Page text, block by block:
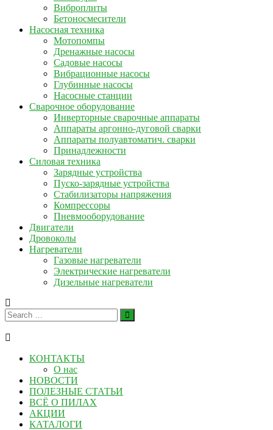
Виброплиты
Бетоносмесители
Насосная техника
Мотопомпы
Дренажные насосы
Садовые насосы
Вибрационные насосы
Глубинные насосы
Насосные станции
Сварочное оборудование
Инверторные сварочные аппараты
Аппараты аргонно-дуговой сварки
Аппараты полуавтоматич. сварки
Принадлежности
Силовая техника
Зарядные устройства
Пуско-зарядные устройства
Стабилизаторы напряжения
Компрессоры
Пневмооборудование
Двигатели
Дровоколы
Нагреватели
Газовые нагреватели
Электрические нагреватели
Дизельные нагреватели
КОНТАКТЫ
О нас
НОВОСТИ
ПОЛЕЗНЫЕ СТАТЬИ
ВСЁ О ПИЛАХ
АКЦИИ
КАТАЛОГИ